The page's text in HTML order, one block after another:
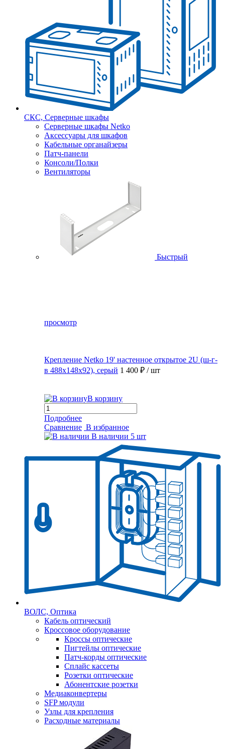
СКС, Серверные шкафы
Серверные шкафы Netko
Аксессуары для шкафов
Кабельные органайзеры
Патч-панели
Консоли/Полки
Вентиляторы
Быстрый
просмотр
Крепление Netko 19' настенное открытое 2U (ш-г-
в 488х148х92), серый 1 400 ₽ / шт
В корзину
Подробнее
Сравнение В избранное
В наличии 5 шт
ВОЛС, Оптика
Кабель оптический
Кроссовое оборудование
Кроссы оптические
Пигтейлы оптические
Патч-корды оптические
Сплайс кассеты
Розетки оптические
Абонентские розетки
Медиаконвертеры
SFP модули
Узлы для крепления
Расходные материалы